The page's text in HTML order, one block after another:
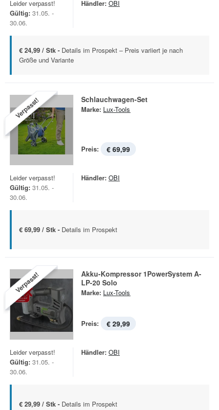
Leider verpasst!
Gültig: 31.05. -
30.06.
Händler: OBI
€ 24,99 / Stk - Details im Prospekt – Preis variiert je nach
Größe und Variante
Verpasst! Schlauchwagen-Set
Marke: Lux-Tools
Preis: € 69,99
Leider verpasst!
Gültig: 31.05. -
30.06.
Händler: OBI
€ 69,99 / Stk - Details im Prospekt
Verpasst!
Akku-Kompressor 1PowerSystem A-
LP-20 Solo
Marke: Lux-Tools
Preis: € 29,99
Leider verpasst!
Gültig: 31.05. -
30.06.
Händler: OBI
€ 29,99 / Stk - Details im Prospekt